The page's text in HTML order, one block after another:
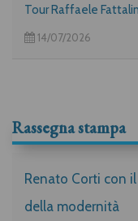
Tour Raffaele
14/07/2026
Rassegna stampa
Renato Corti con
della modernità